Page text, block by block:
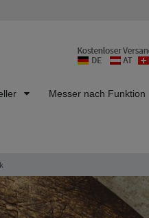
Messer nach Funktion